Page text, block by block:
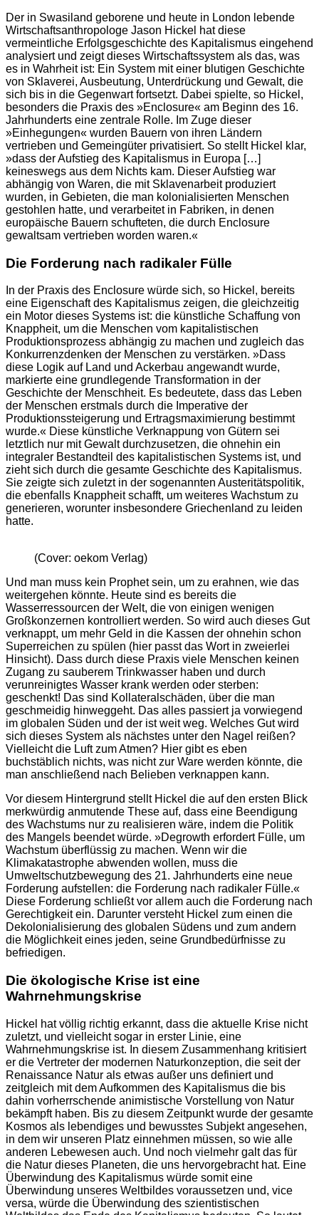
Der in Swasiland geborene und heute in London lebende
Wirtschaftsanthropologe Jason Hickel hat diese
vermeintliche Erfolgsgeschichte des Kapitalismus eingehend
analysiert und zeigt dieses Wirtschaftssystem als das, was
es in Wahrheit ist: Ein System mit einer blutigen Geschichte
von Sklaverei, Ausbeutung, Unterdrückung und Gewalt, die
sich bis in die Gegenwart fortsetzt. Dabei spielte, so Hickel,
besonders die Praxis des »Enclosure« am Beginn des 16.
Jahrhunderts eine zentrale Rolle. Im Zuge dieser
»Einhegungen« wurden Bauern von ihren Ländern
vertrieben und Gemeingüter privatisiert. So stellt Hickel klar,
»dass der Aufstieg des Kapitalismus in Europa […]
keineswegs aus dem Nichts kam. Dieser Aufstieg war
abhängig von Waren, die mit Sklavenarbeit produziert
wurden, in Gebieten, die man kolonialisierten Menschen
gestohlen hatte, und verarbeitet in Fabriken, in denen
europäische Bauern schufteten, die durch Enclosure
gewaltsam vertrieben worden waren.«
Die Forderung nach radikaler Fülle
In der Praxis des Enclosure würde sich, so Hickel, bereits
eine Eigenschaft des Kapitalismus zeigen, die gleichzeitig
ein Motor dieses Systems ist: die künstliche Schaffung von
Knappheit, um die Menschen vom kapitalistischen
Produktionsprozess abhängig zu machen und zugleich das
Konkurrenzdenken der Menschen zu verstärken. »Dass
diese Logik auf Land und Ackerbau angewandt wurde,
markierte eine grundlegende Transformation in der
Geschichte der Menschheit. Es bedeutete, dass das Leben
der Menschen erstmals durch die Imperative der
Produktionssteigerung und Ertragsmaximierung bestimmt
wurde.« Diese künstliche Verknappung von Gütern sei
letztlich nur mit Gewalt durchzusetzen, die ohnehin ein
integraler Bestandteil des kapitalistischen Systems ist, und
zieht sich durch die gesamte Geschichte des Kapitalismus.
Sie zeigte sich zuletzt in der sogenannten Austeritätspolitik,
die ebenfalls Knappheit schafft, um weiteres Wachstum zu
generieren, worunter insbesondere Griechenland zu leiden
hatte.
(Cover: oekom Verlag)
Und man muss kein Prophet sein, um zu erahnen, wie das
weitergehen könnte. Heute sind es bereits die
Wasserressourcen der Welt, die von einigen wenigen
Großkonzernen kontrolliert werden. So wird auch dieses Gut
verknappt, um mehr Geld in die Kassen der ohnehin schon
Superreichen zu spülen (hier passt das Wort in zweierlei
Hinsicht). Dass durch diese Praxis viele Menschen keinen
Zugang zu sauberem Trinkwasser haben und durch
verunreinigtes Wasser krank werden oder sterben:
geschenkt! Das sind Kollateralschäden, über die man
geschmeidig hinweggeht. Das alles passiert ja vorwiegend
im globalen Süden und der ist weit weg. Welches Gut wird
sich dieses System als nächstes unter den Nagel reißen?
Vielleicht die Luft zum Atmen? Hier gibt es eben
buchstäblich nichts, was nicht zur Ware werden könnte, die
man anschließend nach Belieben verknappen kann.
Vor diesem Hintergrund stellt Hickel die auf den ersten Blick
merkwürdig anmutende These auf, dass eine Beendigung
des Wachstums nur zu realisieren wäre, indem die Politik
des Mangels beendet würde. »Degrowth erfordert Fülle, um
Wachstum überflüssig zu machen. Wenn wir die
Klimakatastrophe abwenden wollen, muss die
Umweltschutzbewegung des 21. Jahrhunderts eine neue
Forderung aufstellen: die Forderung nach radikaler Fülle.«
Diese Forderung schließt vor allem auch die Forderung nach
Gerechtigkeit ein. Darunter versteht Hickel zum einen die
Dekolonialisierung des globalen Südens und zum andern
die Möglichkeit eines jeden, seine Grundbedürfnisse zu
befriedigen.
Die ökologische Krise ist eine
Wahrnehmungskrise
Hickel hat völlig richtig erkannt, dass die aktuelle Krise nicht
zuletzt, und vielleicht sogar in erster Linie, eine
Wahrnehmungskrise ist. In diesem Zusammenhang kritisiert
er die Vertreter der modernen Naturkonzeption, die seit der
Renaissance Natur als etwas außer uns definiert und
zeitgleich mit dem Aufkommen des Kapitalismus die bis
dahin vorherrschende animistische Vorstellung von Natur
bekämpft haben. Bis zu diesem Zeitpunkt wurde der gesamte
Kosmos als lebendiges und bewusstes Subjekt angesehen,
in dem wir unseren Platz einnehmen müssen, so wie alle
anderen Lebewesen auch. Und noch vielmehr galt das für
die Natur dieses Planeten, die uns hervorgebracht hat. Eine
Überwindung des Kapitalismus würde somit eine
Überwindung unseres Weltbildes voraussetzen und, vice
versa, würde die Überwindung des szientistischen